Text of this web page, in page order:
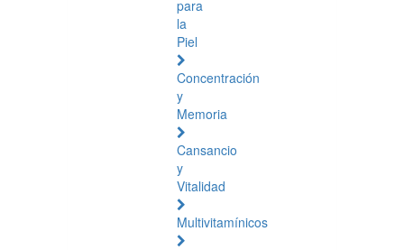
para
la
Piel
Concentración
y
Memoria
Cansancio
y
Vitalidad
Multivitamínicos